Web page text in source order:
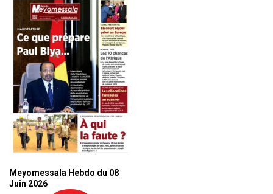
Meyomessala Hebdo du 08
Juin 2026